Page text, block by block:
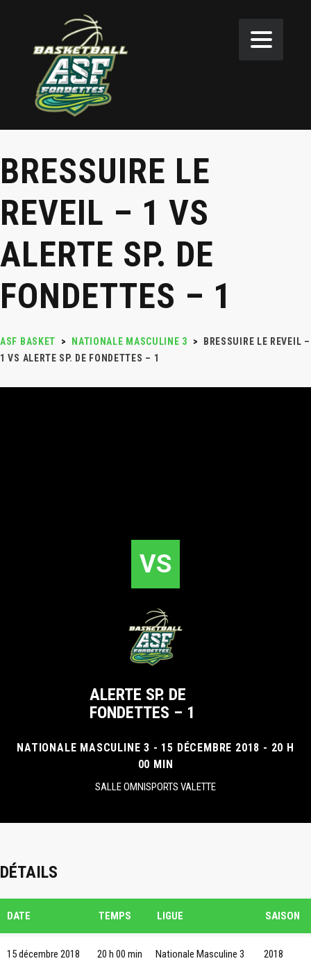
BRESSUIRE LE
REVEIL – 1 VS
ALERTE SP. DE
FONDETTES – 1
ASF BASKET > NATIONALE MASCULINE 3 >
BRESSUIRE LE REVEIL –
1 VS ALERTE SP. DE FONDETTES – 1
VS
ALERTE SP. DE
FONDETTES – 1
NATIONALE MASCULINE 3 - 15 DÉCEMBRE 2018 - 20 H
00 MIN
SALLE OMNISPORTS VALETTE
DÉTAILS
DATE TEMPS LIGUE SAISON
15 décembre 2018 20 h 00 min Nationale Masculine 3 2018